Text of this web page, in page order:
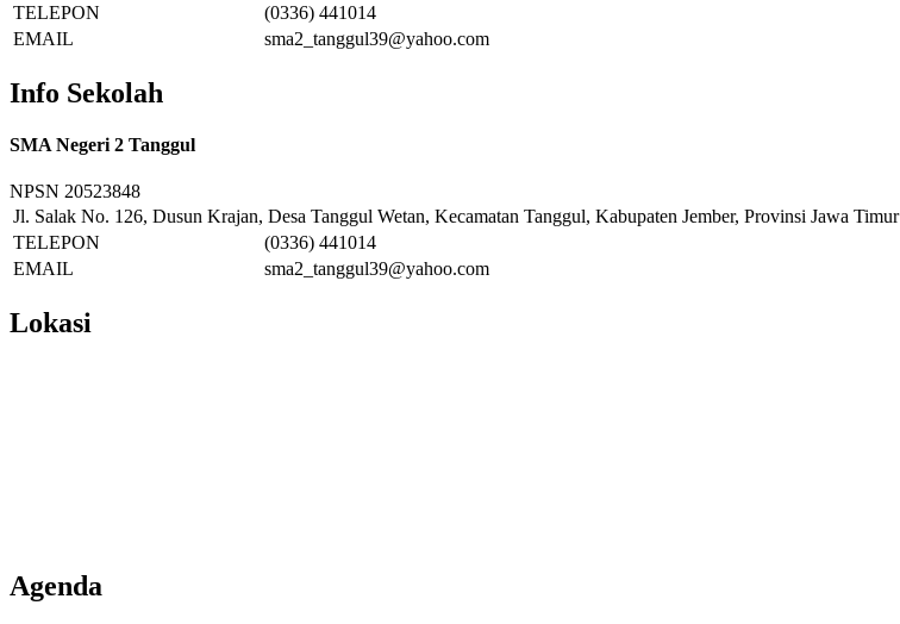
TELEPON
(0336) 441014
EMAIL
sma2_tanggul39@yahoo.com
Info Sekolah
SMA Negeri 2 Tanggul
NPSN 20523848
Jl. Salak No. 126, Dusun Krajan, Desa Tanggul Wetan, Kecamatan Tanggul, Kabupaten Jember, Provinsi Jawa Timur
TELEPON
(0336) 441014
EMAIL
sma2_tanggul39@yahoo.com
Lokasi
Agenda